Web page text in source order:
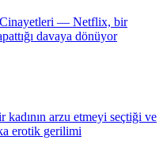
— Netflix, bir
davaya dönüyor
arzu etmeyi seçtiği ve
erotik gerilimi